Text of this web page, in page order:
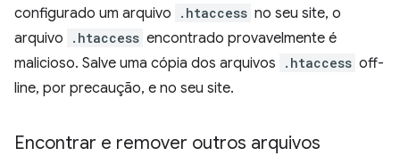
configurado um arquivo
.htaccess no seu site, o
arquivo
.htaccess encontrado provavelmente é
malicioso. Salve uma cópia dos arquivos
.htaccess off-
line, por precaução, e no seu site.
Encontrar e remover outros arquivos